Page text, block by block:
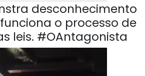
desconhecimento
o processo de
leis. #OAntagonista